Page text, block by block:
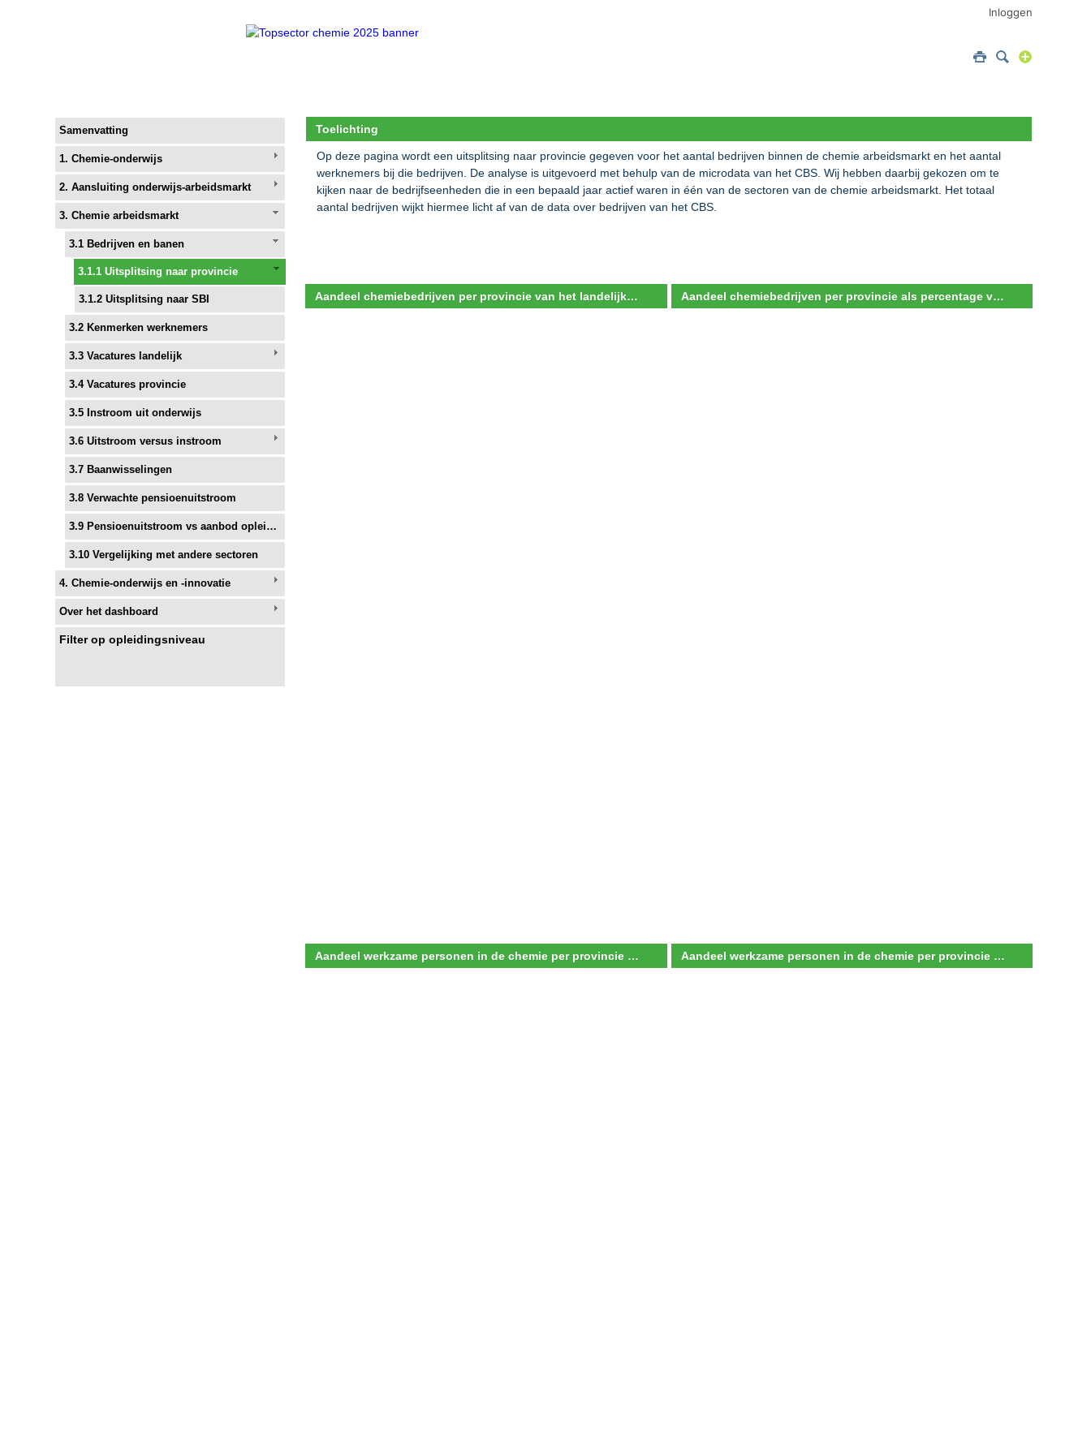
Inloggen
Samenvatting
1. Chemie-onderwijs
2. Aansluiting onderwijs-arbeidsmarkt
3. Chemie arbeidsmarkt
3.1 Bedrijven en banen
3.1.1 Uitsplitsing naar provincie
3.1.2 Uitsplitsing naar SBI
3.2 Kenmerken werknemers
3.3 Vacatures landelijk
3.4 Vacatures provincie
3.5 Instroom uit onderwijs
3.6 Uitstroom versus instroom
3.7 Baanwisselingen
3.8 Verwachte pensioenuitstroom
3.9 Pensioenuitstroom vs aanbod opleidingen
3.10 Vergelijking met andere sectoren
4. Chemie-onderwijs en -innovatie
Over het dashboard
Filter op opleidingsniveau
Toelichting
Op deze pagina wordt een uitsplitsing naar provincie gegeven voor het aantal bedrijven binnen de chemie arbeidsmarkt en het aantal
werknemers bij die bedrijven. De analyse is uitgevoerd met behulp van de microdata van het CBS. Wij hebben daarbij gekozen om te
kijken naar de bedrijfseenheden die in een bepaald jaar actief waren in één van de sectoren van de chemie arbeidsmarkt. Het totaal
aantal bedrijven wijkt hiermee licht af van de data over bedrijven van het CBS.
Aandeel chemiebedrijven per provincie van het landelijk aantal chemiebedrijven Aandeel chemiebedrijven per provincie als percentage van het totaal aantal bedrijven in de provincie
Aandeel werkzame personen in de chemie per provincie van het landelijk aantal Aandeel werkzame personen in de chemie per provincie van het totaal in de provincie